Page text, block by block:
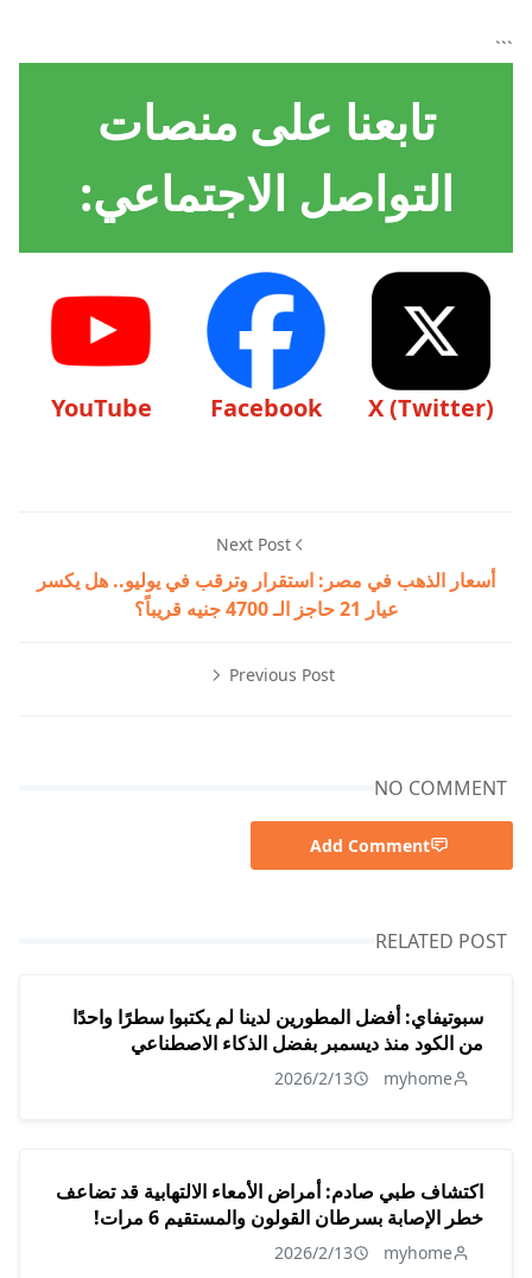
```
تابعنا على منصات
التواصل الاجتماعي:
X (Twitter)
Facebook
YouTube
Next Post
أسعار الذهب في مصر: استقرار وترقب في يوليو.. هل يكسر
عيار 21 حاجز الـ 4700 جنيه قريباً؟
Previous Post
NO COMMENT
Add Comment
RELATED POST
سبوتيفاي: أفضل المطورين لدينا لم يكتبوا سطرًا واحدًا
من الكود منذ ديسمبر بفضل الذكاء الاصطناعي
myhome
2026/2/13
اكتشاف طبي صادم: أمراض الأمعاء الالتهابية قد تضاعف
خطر الإصابة بسرطان القولون والمستقيم 6 مرات!
myhome
2026/2/13